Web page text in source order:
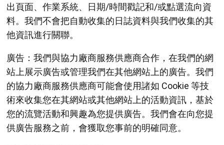
出頁面、作業系統、日期/時間戳記和/或點選流向資
料。我們不會把自動收集的日誌資料與我們收集的其
他資訊進行關聯。
廣告：我們與協力廠商服務供應商合作，在我們的網
站上展示廣告或管理我們在其他網站上的廣告。我們
的協力廠商服務供應商可能會使用諸如 Cookie 等技
術來收集您在其網站或其他網站上的活動資訊，基於
您的流覽活動和興趣為您提供廣告。我們會在向您提
供廣告服務之前，會獲取您事前的明確同意。